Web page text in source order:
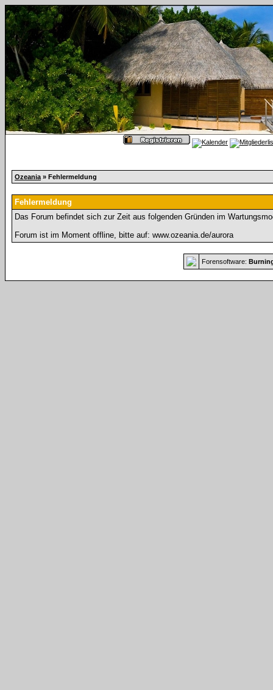
Ozeania » Fehlermeldung
Fehlermeldung
Das Forum befindet sich zur Zeit aus folgenden Gründen im
Forum ist im Moment offline, bitte auf: www.ozeania.de/aurora
Forensoftware: